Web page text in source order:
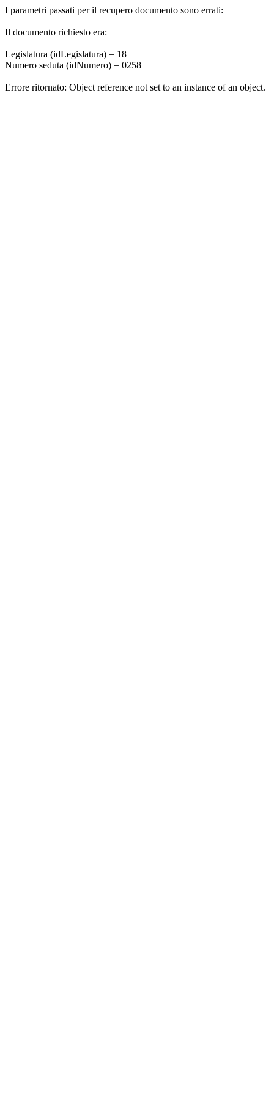
I parametri passati per il recupero documento sono errati:
Il documento richiesto era:
Legislatura (idLegislatura) = 18
Numero seduta (idNumero) = 0258
Errore ritornato: Object reference not set to an instance of an object.